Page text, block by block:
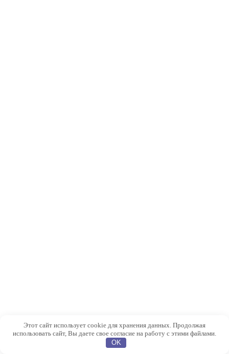
Этот сайт использует cookie для хранения данных. Продолжая
использовать сайт, Вы даете свое согласие на работу с этими файлами.
OK